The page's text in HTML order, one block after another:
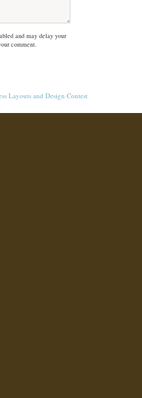
and may delay your
comment.
Layoutsand Design Contest